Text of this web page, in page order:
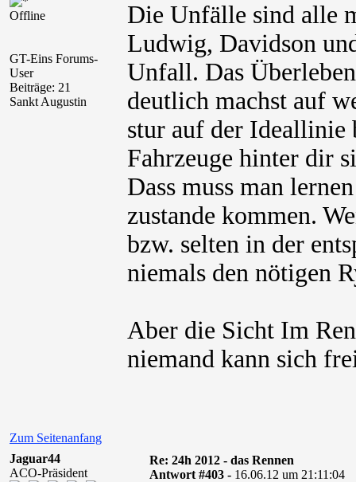
Offline
GT-Eins Forums-
User
Beiträge: 21
Sankt Augustin
Die Unfälle sind alle
Ludwig, Davidson
Unfall. Das
deutlich machst auf
stur auf der Ideallinie
Fahrzeuge hinter dir
Dass muss man
zustande kommen.
bzw. selten in der
niemals den nötigen
Aber die Sicht Im
niemand kann sich
Zum Seitenanfang
Jaguar44
ACO-Präsident
Re: 24h 2012 - das Rennen
Antwort #403 - 16.06.12 um 21:11:04